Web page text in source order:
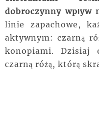
dobroczynny wpływ
linie zapachowe,
aktywnym: czarną
konopiami. Dzisiaj
czarną różą, którą